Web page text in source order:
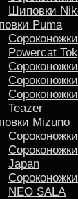
Шиповки
Puma
Powercat
Teazer
Mizuno
Japan
NEO SALA